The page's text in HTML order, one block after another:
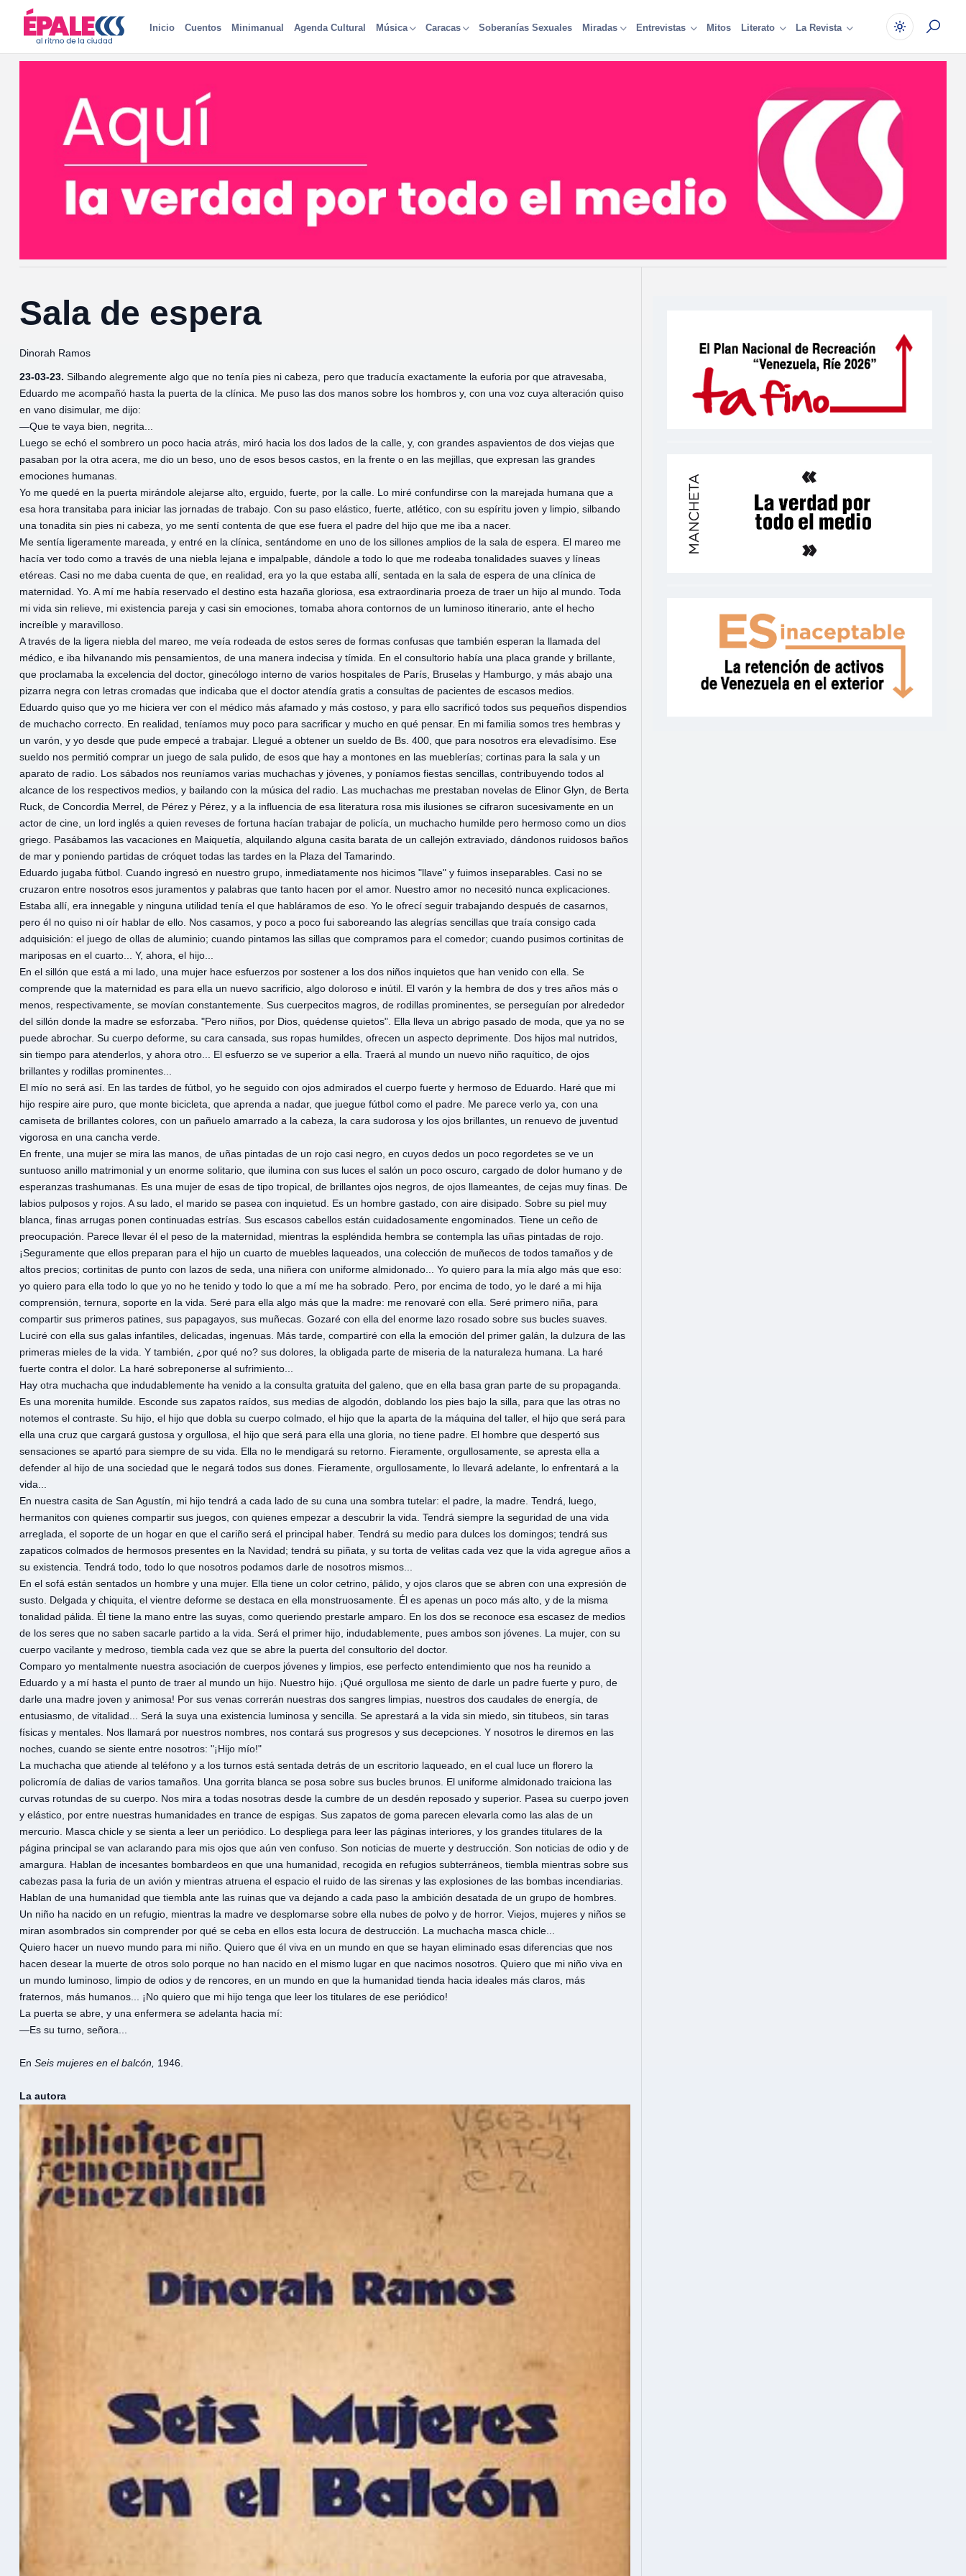
Inicio Cuentos Minimanual Agenda Cultural Música Caracas Soberanías Sexuales Miradas Entrevistas Mitos Literato La Revista
Sala de espera
Dinorah Ramos
23-03-23. Silbando alegremente algo que no tenía pies ni cabeza, pero que traducía exactamente la euforia por que atravesaba,
Eduardo me acompañó hasta la puerta de la clínica. Me puso las dos manos sobre los hombros y, con una voz cuya alteración quiso
en vano disimular, me dijo:
—Que te vaya bien, negrita...
Luego se echó el sombrero un poco hacia atrás, miró hacia los dos lados de la calle, y, con grandes aspavientos de dos viejas que
pasaban por la otra acera, me dio un beso, uno de esos besos castos, en la frente o en las mejillas, que expresan las grandes
emociones humanas.
Yo me quedé en la puerta mirándole alejarse alto, erguido, fuerte, por la calle. Lo miré confundirse con la marejada humana que a
esa hora transitaba para iniciar las jornadas de trabajo. Con su paso elástico, fuerte, atlético, con su espíritu joven y limpio, silbando
una tonadita sin pies ni cabeza, yo me sentí contenta de que ese fuera el padre del hijo que me iba a nacer.
Me sentía ligeramente mareada, y entré en la clínica, sentándome en uno de los sillones amplios de la sala de espera. El mareo me
hacía ver todo como a través de una niebla lejana e impalpable, dándole a todo lo que me rodeaba tonalidades suaves y líneas
etéreas. Casi no me daba cuenta de que, en realidad, era yo la que estaba allí, sentada en la sala de espera de una clínica de
maternidad. Yo. A mí me había reservado el destino esta hazaña gloriosa, esa extraordinaria proeza de traer un hijo al mundo. Toda
mi vida sin relieve, mi existencia pareja y casi sin emociones, tomaba ahora contornos de un luminoso itinerario, ante el hecho
increíble y maravilloso.
A través de la ligera niebla del mareo, me veía rodeada de estos seres de formas confusas que también esperan la llamada del
médico, e iba hilvanando mis pensamientos, de una manera indecisa y tímida. En el consultorio había una placa grande y brillante,
que proclamaba la excelencia del doctor, ginecólogo interno de varios hospitales de París, Bruselas y Hamburgo, y más abajo una
pizarra negra con letras cromadas que indicaba que el doctor atendía gratis a consultas de pacientes de escasos medios.
Eduardo quiso que yo me hiciera ver con el médico más afamado y más costoso, y para ello sacrificó todos sus pequeños dispendios
de muchacho correcto. En realidad, teníamos muy poco para sacrificar y mucho en qué pensar. En mi familia somos tres hembras y
un varón, y yo desde que pude empecé a trabajar. Llegué a obtener un sueldo de Bs. 400, que para nosotros era elevadísimo. Ese
sueldo nos permitió comprar un juego de sala pulido, de esos que hay a montones en las mueblerías; cortinas para la sala y un
aparato de radio. Los sábados nos reuníamos varias muchachas y jóvenes, y poníamos fiestas sencillas, contribuyendo todos al
alcance de los respectivos medios, y bailando con la música del radio. Las muchachas me prestaban novelas de Elinor Glyn, de Berta
Ruck, de Concordia Merrel, de Pérez y Pérez, y a la influencia de esa literatura rosa mis ilusiones se cifraron sucesivamente en un
actor de cine, un lord inglés a quien reveses de fortuna hacían trabajar de policía, un muchacho humilde pero hermoso como un dios
griego. Pasábamos las vacaciones en Maiquetía, alquilando alguna casita barata de un callejón extraviado, dándonos ruidosos baños
de mar y poniendo partidas de cróquet todas las tardes en la Plaza del Tamarindo.
Eduardo jugaba fútbol. Cuando ingresó en nuestro grupo, inmediatamente nos hicimos "llave" y fuimos inseparables. Casi no se
cruzaron entre nosotros esos juramentos y palabras que tanto hacen por el amor. Nuestro amor no necesitó nunca explicaciones.
Estaba allí, era innegable y ninguna utilidad tenía el que habláramos de eso. Yo le ofrecí seguir trabajando después de casarnos,
pero él no quiso ni oír hablar de ello. Nos casamos, y poco a poco fui saboreando las alegrías sencillas que traía consigo cada
adquisición: el juego de ollas de aluminio; cuando pintamos las sillas que compramos para el comedor; cuando pusimos cortinitas de
mariposas en el cuarto... Y, ahora, el hijo...
En el sillón que está a mi lado, una mujer hace esfuerzos por sostener a los dos niños inquietos que han venido con ella. Se
comprende que la maternidad es para ella un nuevo sacrificio, algo doloroso e inútil. El varón y la hembra de dos y tres años más o
menos, respectivamente, se movían constantemente. Sus cuerpecitos magros, de rodillas prominentes, se perseguían por alrededor
del sillón donde la madre se esforzaba. "Pero niños, por Dios, quédense quietos". Ella lleva un abrigo pasado de moda, que ya no se
puede abrochar. Su cuerpo deforme, su cara cansada, sus ropas humildes, ofrecen un aspecto deprimente. Dos hijos mal nutridos,
sin tiempo para atenderlos, y ahora otro... El esfuerzo se ve superior a ella. Traerá al mundo un nuevo niño raquítico, de ojos
brillantes y rodillas prominentes...
El mío no será así. En las tardes de fútbol, yo he seguido con ojos admirados el cuerpo fuerte y hermoso de Eduardo. Haré que mi
hijo respire aire puro, que monte bicicleta, que aprenda a nadar, que juegue fútbol como el padre. Me parece verlo ya, con una
camiseta de brillantes colores, con un pañuelo amarrado a la cabeza, la cara sudorosa y los ojos brillantes, un renuevo de juventud
vigorosa en una cancha verde.
En frente, una mujer se mira las manos, de uñas pintadas de un rojo casi negro, en cuyos dedos un poco regordetes se ve un
suntuoso anillo matrimonial y un enorme solitario, que ilumina con sus luces el salón un poco oscuro, cargado de dolor humano y de
esperanzas trashumanas. Es una mujer de esas de tipo tropical, de brillantes ojos negros, de ojos llameantes, de cejas muy finas. De
labios pulposos y rojos. A su lado, el marido se pasea con inquietud. Es un hombre gastado, con aire disipado. Sobre su piel muy
blanca, finas arrugas ponen continuadas estrías. Sus escasos cabellos están cuidadosamente engominados. Tiene un ceño de
preocupación. Parece llevar él el peso de la maternidad, mientras la espléndida hembra se contempla las uñas pintadas de rojo.
¡Seguramente que ellos preparan para el hijo un cuarto de muebles laqueados, una colección de muñecos de todos tamaños y de
altos precios; cortinitas de punto con lazos de seda, una niñera con uniforme almidonado... Yo quiero para la mía algo más que eso:
yo quiero para ella todo lo que yo no he tenido y todo lo que a mí me ha sobrado. Pero, por encima de todo, yo le daré a mi hija
comprensión, ternura, soporte en la vida. Seré para ella algo más que la madre: me renovaré con ella. Seré primero niña, para
compartir sus primeros patines, sus papagayos, sus muñecas. Gozaré con ella del enorme lazo rosado sobre sus bucles suaves.
Luciré con ella sus galas infantiles, delicadas, ingenuas. Más tarde, compartiré con ella la emoción del primer galán, la dulzura de las
primeras mieles de la vida. Y también, ¿por qué no? sus dolores, la obligada parte de miseria de la naturaleza humana. La haré
fuerte contra el dolor. La haré sobreponerse al sufrimiento...
Hay otra muchacha que indudablemente ha venido a la consulta gratuita del galeno, que en ella basa gran parte de su propaganda.
Es una morenita humilde. Esconde sus zapatos raídos, sus medias de algodón, doblando los pies bajo la silla, para que las otras no
notemos el contraste. Su hijo, el hijo que dobla su cuerpo colmado, el hijo que la aparta de la máquina del taller, el hijo que será para
ella una cruz que cargará gustosa y orgullosa, el hijo que será para ella una gloria, no tiene padre. El hombre que despertó sus
sensaciones se apartó para siempre de su vida. Ella no le mendigará su retorno. Fieramente, orgullosamente, se apresta ella a
defender al hijo de una sociedad que le negará todos sus dones. Fieramente, orgullosamente, lo llevará adelante, lo enfrentará a la
vida...
En nuestra casita de San Agustín, mi hijo tendrá a cada lado de su cuna una sombra tutelar: el padre, la madre. Tendrá, luego,
hermanitos con quienes compartir sus juegos, con quienes empezar a descubrir la vida. Tendrá siempre la seguridad de una vida
arreglada, el soporte de un hogar en que el cariño será el principal haber. Tendrá su medio para dulces los domingos; tendrá sus
zapaticos colmados de hermosos presentes en la Navidad; tendrá su piñata, y su torta de velitas cada vez que la vida agregue años a
su existencia. Tendrá todo, todo lo que nosotros podamos darle de nosotros mismos...
En el sofá están sentados un hombre y una mujer. Ella tiene un color cetrino, pálido, y ojos claros que se abren con una expresión de
susto. Delgada y chiquita, el vientre deforme se destaca en ella monstruosamente. Él es apenas un poco más alto, y de la misma
tonalidad pálida. Él tiene la mano entre las suyas, como queriendo prestarle amparo. En los dos se reconoce esa escasez de medios
de los seres que no saben sacarle partido a la vida. Será el primer hijo, indudablemente, pues ambos son jóvenes. La mujer, con su
cuerpo vacilante y medroso, tiembla cada vez que se abre la puerta del consultorio del doctor.
Comparo yo mentalmente nuestra asociación de cuerpos jóvenes y limpios, ese perfecto entendimiento que nos ha reunido a
Eduardo y a mí hasta el punto de traer al mundo un hijo. Nuestro hijo. ¡Qué orgullosa me siento de darle un padre fuerte y puro, de
darle una madre joven y animosa! Por sus venas correrán nuestras dos sangres limpias, nuestros dos caudales de energía, de
entusiasmo, de vitalidad... Será la suya una existencia luminosa y sencilla. Se aprestará a la vida sin miedo, sin titubeos, sin taras
físicas y mentales. Nos llamará por nuestros nombres, nos contará sus progresos y sus decepciones. Y nosotros le diremos en las
noches, cuando se siente entre nosotros: "¡Hijo mío!"
La muchacha que atiende al teléfono y a los turnos está sentada detrás de un escritorio laqueado, en el cual luce un florero la
policromía de dalias de varios tamaños. Una gorrita blanca se posa sobre sus bucles brunos. El uniforme almidonado traiciona las
curvas rotundas de su cuerpo. Nos mira a todas nosotras desde la cumbre de un desdén reposado y superior. Pasea su cuerpo joven
y elástico, por entre nuestras humanidades en trance de espigas. Sus zapatos de goma parecen elevarla como las alas de un
mercurio. Masca chicle y se sienta a leer un periódico. Lo despliega para leer las páginas interiores, y los grandes titulares de la
página principal se van aclarando para mis ojos que aún ven confuso. Son noticias de muerte y destrucción. Son noticias de odio y de
amargura. Hablan de incesantes bombardeos en que una humanidad, recogida en refugios subterráneos, tiembla mientras sobre sus
cabezas pasa la furia de un avión y mientras atruena el espacio el ruido de las sirenas y las explosiones de las bombas incendiarias.
Hablan de una humanidad que tiembla ante las ruinas que va dejando a cada paso la ambición desatada de un grupo de hombres.
Un niño ha nacido en un refugio, mientras la madre ve desplomarse sobre ella nubes de polvo y de horror. Viejos, mujeres y niños se
miran asombrados sin comprender por qué se ceba en ellos esta locura de destrucción. La muchacha masca chicle...
Quiero hacer un nuevo mundo para mi niño. Quiero que él viva en un mundo en que se hayan eliminado esas diferencias que nos
hacen desear la muerte de otros solo porque no han nacido en el mismo lugar en que nacimos nosotros. Quiero que mi niño viva en
un mundo luminoso, limpio de odios y de rencores, en un mundo en que la humanidad tienda hacia ideales más claros, más
fraternos, más humanos... ¡No quiero que mi hijo tenga que leer los titulares de ese periódico!
La puerta se abre, y una enfermera se adelanta hacia mí:
—Es su turno, señora...
En Seis mujeres en el balcón, 1946.
La autora